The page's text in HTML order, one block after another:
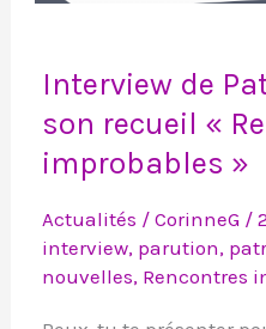
Interview de
son recueil «
improbables »
Actualités / CorinneG /
interview, parution,
nouvelles, Rencontres
de
Patrice
Verry
son
recueil